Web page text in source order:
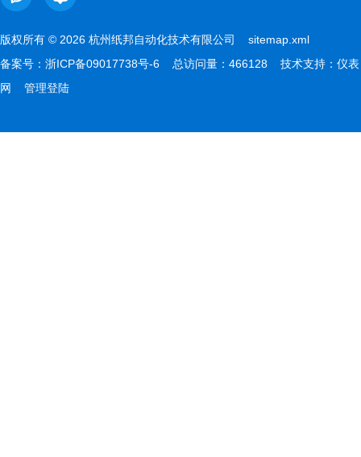
版权所有 © 2026 杭州纸邦自动化技术有限公司 sitemap.xml
备案号： 浙ICP备09017738号-6 总访问量：466128 技术支持： 仪表
网
管理登陆